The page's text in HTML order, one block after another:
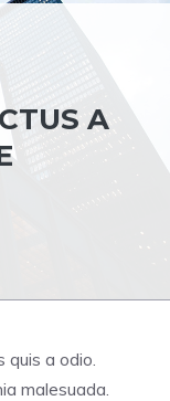
A
quis a odio.
malesuada.